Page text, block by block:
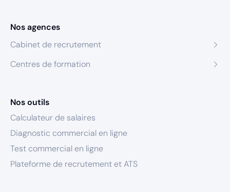
Nos agences
Cabinet de recrutement
Centres de formation
Nos outils
Calculateur de salaires
Diagnostic commercial en ligne
Test commercial en ligne
Plateforme de recrutement et ATS